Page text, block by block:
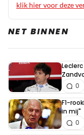
klik hier voor deze
NET BINNEN
0
F1-
in mij"
0